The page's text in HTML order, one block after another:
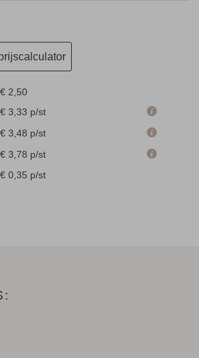
2,50
3,33 p/st
3,48 p/st
3,78 p/st
0,35 p/st